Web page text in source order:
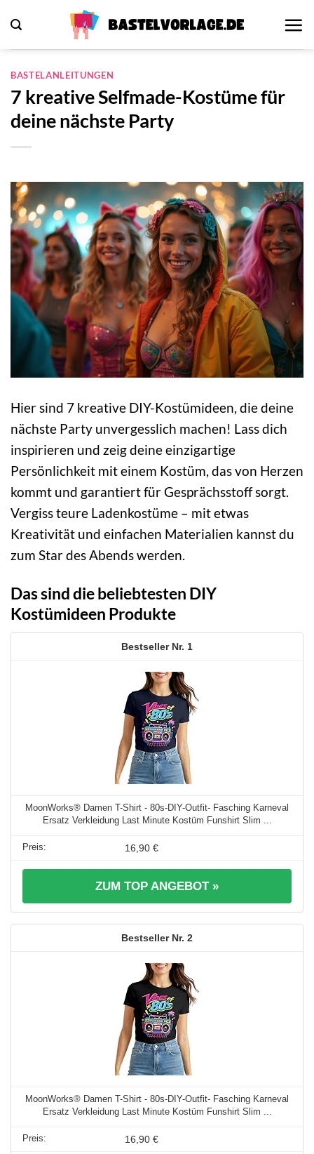
Inhalt
springen
BASTELANLEITUNGEN
7 kreative Selfmade-Kostüme für
deine nächste Party
Hier sind 7 kreative DIY-Kostümideen, die deine
nächste Party unvergesslich machen! Lass dich
inspirieren und zeig deine einzigartige
Persönlichkeit mit einem Kostüm, das von Herzen
kommt und garantiert für Gesprächsstoff sorgt.
Vergiss teure Ladenkostüme – mit etwas
Kreativität und einfachen Materialien kannst du
zum Star des Abends werden.
Das sind die beliebtesten DIY
Kostümideen Produkte
1
MoonWorks® Damen T-Shirt - 80s-DIY-Outfit- Fasching Karneval
Ersatz Verkleidung Last Minute Kostüm Funshirt Slim ...
16,90 €
ZUM TOP ANGEBOT »
2
MoonWorks® Damen T-Shirt - 80s-DIY-Outfit- Fasching Karneval
Ersatz Verkleidung Last Minute Kostüm Funshirt Slim ...
16,90 €